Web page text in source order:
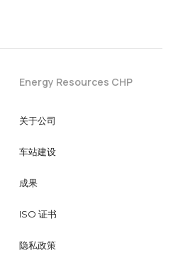
Energy Resources CHP
关于公司
车站建设
成果
ISO 证书
隐私政策